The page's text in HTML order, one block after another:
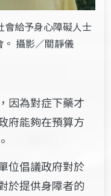
會給予身心障礙人士
攝影／關靜儀
因為對症下藥才
府能夠在預算方
位倡議政府對於
於提供身障者的